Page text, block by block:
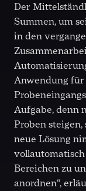
Der
Summen, um
in den
Anwendung
Aufgabe, denn
Proben steigen,
neue Lösung
Bereichen zu
anordnen“,